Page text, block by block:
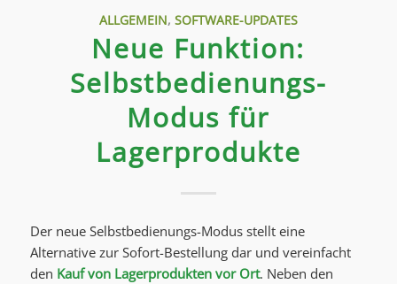
ALLGEMEIN, SOFTWARE-UPDATES
Neue Funktion:
Selbstbedienungs-
Modus für
Lagerprodukte
Der neue Selbstbedienungs-Modus stellt eine
Alternative zur Sofort-Bestellung dar und vereinfacht
den Kauf von Lagerprodukten vor Ort. Neben den